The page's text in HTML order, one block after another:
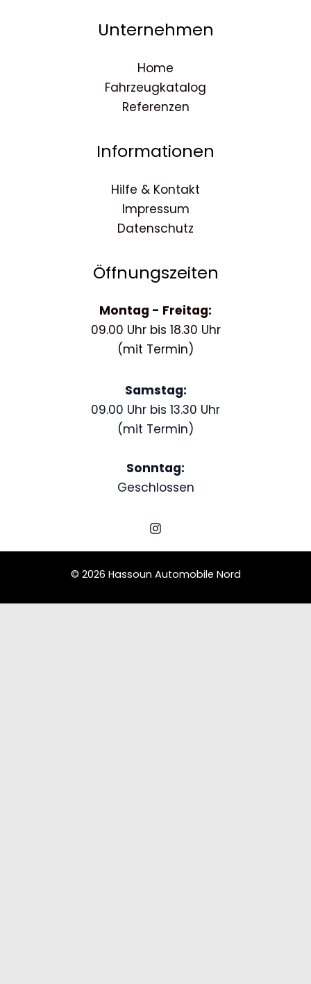
Unternehmen
Home
Fahrzeugkatalog
Referenzen
Informationen
Hilfe & Kontakt
Impressum
Datenschutz
Öffnungszeiten
Montag - Freitag:
09.00 Uhr bis 18.30 Uhr
(mit Termin)
Samstag:
09.00 Uhr bis 13.30 Uhr
(mit Termin)
Sonntag:
Geschlossen
© 2026 Hassoun Automobile Nord